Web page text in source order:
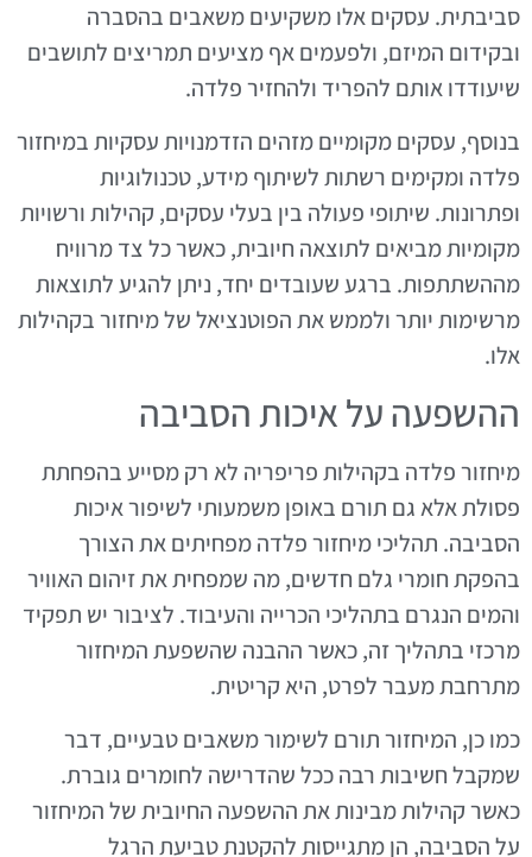
סביבתית. עסקים אלו משקיעים משאבים בהסברה
ובקידום המיזם, ולפעמים אף מציעים תמריצים לתושבים
שיעודדו אותם להפריד ולהחזיר פלדה.
בנוסף, עסקים מקומיים מזהים הזדמנויות עסקיות במיחזור
פלדה ומקימים רשתות לשיתוף מידע, טכנולוגיות
ופתרונות. שיתופי פעולה בין בעלי עסקים, קהילות ורשויות
מקומיות מביאים לתוצאה חיובית, כאשר כל צד מרוויח
מההשתתפות. ברגע שעובדים יחד, ניתן להגיע לתוצאות
מרשימות יותר ולממש את הפוטנציאל של מיחזור בקהילות
אלו.
ההשפעה על איכות הסביבה
מיחזור פלדה בקהילות פריפריה לא רק מסייע בהפחתת
פסולת אלא גם תורם באופן משמעותי לשיפור איכות
הסביבה. תהליכי מיחזור פלדה מפחיתים את הצורך
בהפקת חומרי גלם חדשים, מה שמפחית את זיהום האוויר
והמים הנגרם בתהליכי הכרייה והעיבוד. לציבור יש תפקיד
מרכזי בתהליך זה, כאשר ההבנה שהשפעת המיחזור
מתרחבת מעבר לפרט, היא קריטית.
כמו כן, המיחזור תורם לשימור משאבים טבעיים, דבר
שמקבל חשיבות רבה ככל שהדרישה לחומרים גוברת.
כאשר קהילות מבינות את ההשפעה החיובית של המיחזור
על הסביבה, הן מתגייסות להקטנת טביעת הרגל